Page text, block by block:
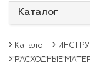
Каталог
Каталог
РАСХОДНЫЕ